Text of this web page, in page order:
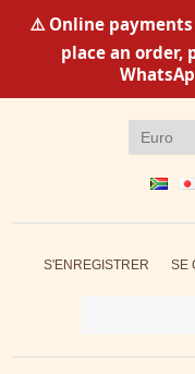
⚠️ Online
place an order,
S'ENREGISTRER SE